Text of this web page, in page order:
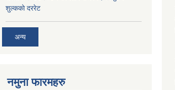
शुल्ककाे दररेट
अन्य
नमुना फारमहरु